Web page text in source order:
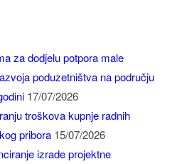
za dodjelu potpora male
poduzetništva na području
17/07/2026
troškova kupnje radnih
pribora 15/07/2026
izrade projektne